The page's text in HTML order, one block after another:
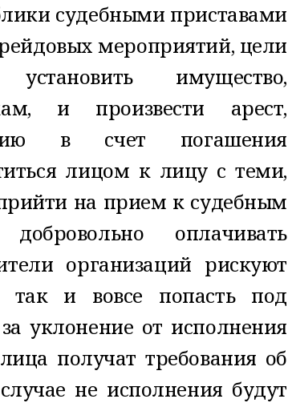
судебными приставами
мероприятий, цели
имущество,
и произвести арест,
в счет погашения
лицом к лицу с теми,
на прием к судебным
оплачивать
организаций рискуют
так и вовсе попасть под
уклонение от исполнения
получат требования об
не исполнения будут